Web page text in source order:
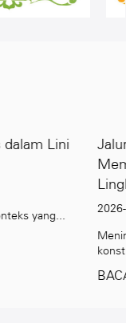
Berkapasitas
akan
Bangunan